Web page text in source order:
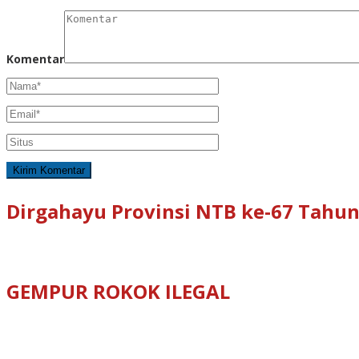
Komentar
Dirgahayu Provinsi NTB ke-67
GEMPUR ROKOK ILEGAL